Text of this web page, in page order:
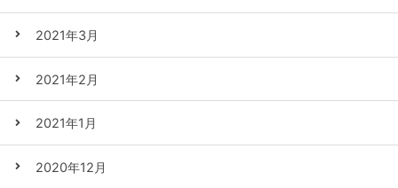
2021年3月
2021年2月
2021年1月
2020年12月